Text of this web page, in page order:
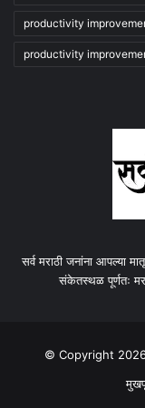
productivity
productivity
सर्व मराठी जनांना आपल्या
संकेतस्थळ पूर्णतः
© Copyright